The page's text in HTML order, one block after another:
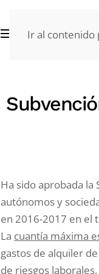
Ir al contenido
Ha sido aprobada la
autónomos y
en 2016-2017 en el
La cuantía máxima
gastos de alquiler
de riesgos